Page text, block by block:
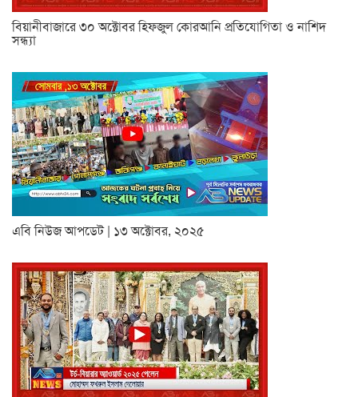
বিয়ানীবাজারে ৩০ অক্টোবর হিফজুল কোরআনি প্রতিযোগিতা ও নাশিদ
সন্ধ্যা
এবি নিউজ আপডেট | ১৩ অক্টোবর, ২০২৫